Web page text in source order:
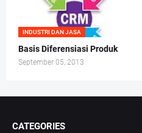
INDUSTRI DAN JASA
Basis Diferensiasi Produk
September 05, 2013
CATEGORIES